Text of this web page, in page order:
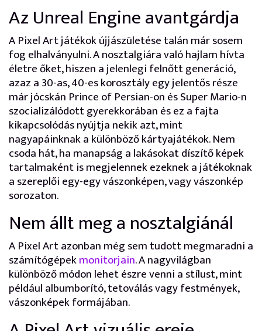
Az Unreal Engine avantgárdja
A Pixel Art játékok újjászületése talán már sosem
fog elhalványulni. A nosztalgiára való hajlam hívta
életre őket, hiszen a jelenlegi felnőtt generáció,
azaz a 30-as, 40-es korosztály egy jelentős része
már jócskán Prince of Persian-on és Super Mario-n
szocializálódott gyerekkorában és ez a fajta
kikapcsolódás nyújtja nekik azt, mint
nagyapáinknak a különböző kártyajátékok. Nem
csoda hát, ha manapság a lakásokat díszítő képek
tartalmaként is megjelennek ezeknek a játékoknak
a szereplői egy-egy vászonképen, vagy vászonkép
sorozaton.
Nem állt meg a nosztalgiánál
A Pixel Art azonban még sem tudott megmaradni a
számítógépekmonitorjain. A nagyvilágban
különböző módon lehet észre venni a stílust, mint
például albumborító, tetoválás vagy festmények,
vászonképek formájában.